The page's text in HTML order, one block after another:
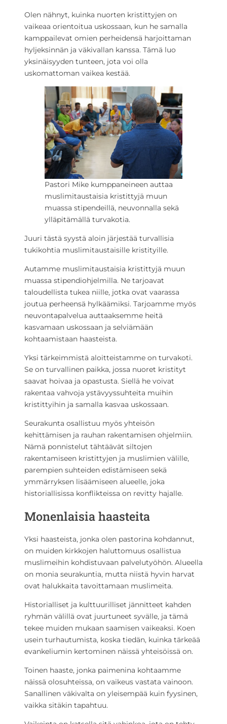
Olen nähnyt, kuinka nuorten kristittyjen on
vaikeaa orientoitua uskossaan, kun he samalla
kamppailevat omien perheidensä harjoittaman
hyljeksinnän ja väkivallan kanssa. Tämä luo
yksinäisyyden tunteen, jota voi olla
uskomattoman vaikea kestää.
Pastori Mike kumppaneineen auttaa
muslimitaustaisia kristittyjä muun
muassa stipendeillä, neuvonnalla sekä
ylläpitämällä turvakotia.
Juuri tästä syystä aloin järjestää turvallisia
tukikohtia muslimitaustaisille kristityille.
Autamme muslimitaustaisia kristittyjä muun
muassa stipendiohjelmilla. Ne tarjoavat
taloudellista tukea niille, jotka ovat vaarassa
joutua perheensä hylkäämiksi. Tarjoamme myös
neuvontapalvelua auttaaksemme heitä
kasvamaan uskossaan ja selviämään
kohtaamistaan haasteista.
Yksi tärkeimmistä aloitteistamme on turvakoti.
Se on turvallinen paikka, jossa nuoret kristityt
saavat hoivaa ja opastusta. Siellä he voivat
rakentaa vahvoja ystävyyssuhteita muihin
kristittyihin ja samalla kasvaa uskossaan.
Seurakunta osallistuu myös yhteisön
kehittämisen ja rauhan rakentamisen ohjelmiin.
Nämä ponnistelut tähtäävät siltojen
rakentamiseen kristittyjen ja muslimien välille,
parempien suhteiden edistämiseen sekä
ymmärryksen lisäämiseen alueelle, joka
historiallisissa konflikteissa on revitty hajalle.
Monenlaisia haasteita
Yksi haasteista, jonka olen pastorina kohdannut,
on muiden kirkkojen haluttomuus osallistua
muslimeihin kohdistuvaan palvelutyöhön. Alueella
on monia seurakuntia, mutta niistä hyvin harvat
ovat halukkaita tavoittamaan muslimeita.
Historialliset ja kulttuurilliset jännitteet kahden
ryhmän välillä ovat juurtuneet syvälle, ja tämä
tekee muiden mukaan saamisen vaikeaksi. Koen
usein turhautumista, koska tiedän, kuinka tärkeää
evankeliumin kertominen näissä yhteisöissä on.
Toinen haaste, jonka paimenina kohtaamme
näissä olosuhteissa, on vaikeus vastata vainoon.
Sanallinen väkivalta on yleisempää kuin fyysinen,
vaikka sitäkin tapahtuu.